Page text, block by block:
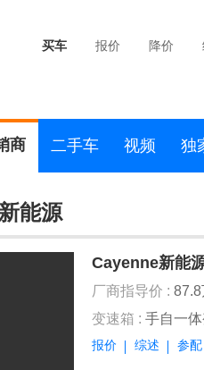
买车 报价 降价
商 二手车 视频 独
能源
Cayenne新能
厂商指导价 :
变速箱 : 手自一
报价 综述 参配